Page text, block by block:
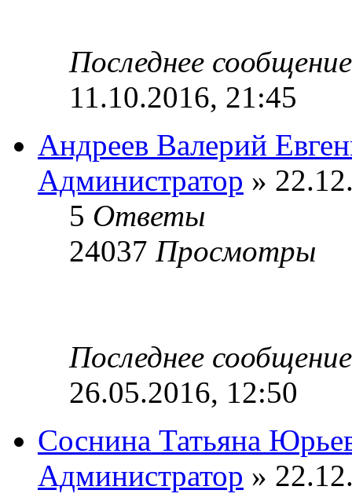
Последнее
11.10.2016, 21:45
Андреев Валерий
Администратор »
5 Ответы
24037 Просмотры
Последнее
26.05.2016, 12:50
Соснина Татьяна
Администратор »